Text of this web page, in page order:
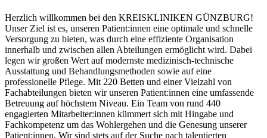
Herzlich willkommen bei den KREISKLINIKEN GÜNZBURG!
Unser Ziel ist es, unseren Patient:innen eine optimale und schnelle
Versorgung zu bieten, was durch eine effiziente Organisation
innerhalb und zwischen allen Abteilungen ermöglicht wird. Dabei
legen wir großen Wert auf modernste medizinisch-technische
Ausstattung und Behandlungsmethoden sowie auf eine
professionelle Pflege. Mit 220 Betten und einer Vielzahl von
Fachabteilungen bieten wir unseren Patient:innen eine umfassende
Betreuung auf höchstem Niveau. Ein Team von rund 440
engagierten Mitarbeiter:innen kümmert sich mit Hingabe und
Fachkompetenz um das Wohlergehen und die Genesung unserer
Patient:innen. Wir sind stets auf der Suche nach talentierten